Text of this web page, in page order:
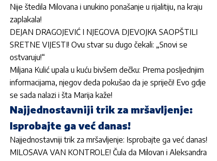
Nije štedila Milovana i unukino ponašanje u rijalitiju, na kraju
zaplakala!
DEJAN DRAGOJEVIĆ I NJEGOVA DJEVOJKA SAOPŠTILI
SRETNE VIJESTI! Ovu stvar su dugo čekali: „Snovi se
ostvaruju!“
Miljana Kulić upala u kuću bivšem dečku: Prema posljednjim
informacijama, njegov deda pokušao da je spriječi! Evo gdje
se sada nalazi i šta Marija kaže!
Najjednostavniji trik za mršavljenje:
Isprobajte ga već danas!
Najjednostavniji trik za mršavljenje: Isprobajte ga već danas!
MILOSAVA VAN KONTROLE! Čula da Milovan i Aleksandra